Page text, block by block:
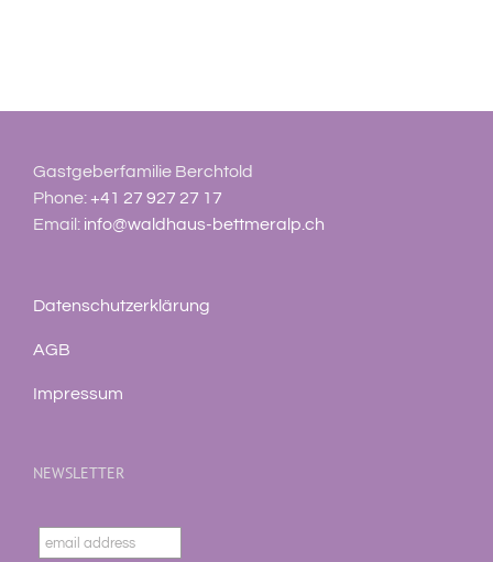
Gastgeberfamilie Berchtold
Phone:+41 27 927 27 17
Email: info@waldhaus-bettmeralp.ch
Datenschutzerklärung
AGB
Impressum
NEWSLETTER